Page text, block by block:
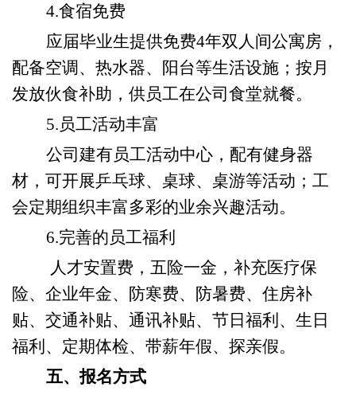
4.食宿免费
应届毕业生提供免费4年双人间公寓房，
配备空调、热水器、阳台等生活设施；按月
发放伙食补助，供员工在公司食堂就餐。
5.员工活动丰富
公司建有员工活动中心，配有健身器
材，可开展乒乓球、桌球、 桌游等活动 ； 工
会定期组织丰富多彩的业余兴趣活动。
6.完善的员工福利
人才安置费，五险一金，补充医疗保
险、企业年金、防寒费、防暑费、住房补
贴、交通补贴、通讯补贴、节日福利、生日
福利、定期体检、带薪年假、探亲假。
五、报名方式